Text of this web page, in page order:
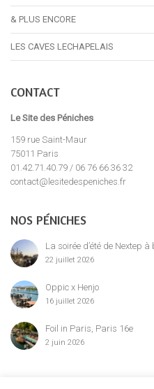
& PLUS ENCORE
LES CAVES LECHAPELAIS
CONTACT
Le Site des Péniches
159 rue Saint-Maur
75011 Paris
01.42.71.40.79 / 06 76 66 36 32
contact@lesitedespeniches.fr
NOS PÉNICHES
La soirée d’été de Nextep à
22 juillet 2026
Oppic x Henjo
16 juillet 2026
Foil in Paris, Paris 16e
2 juin 2026